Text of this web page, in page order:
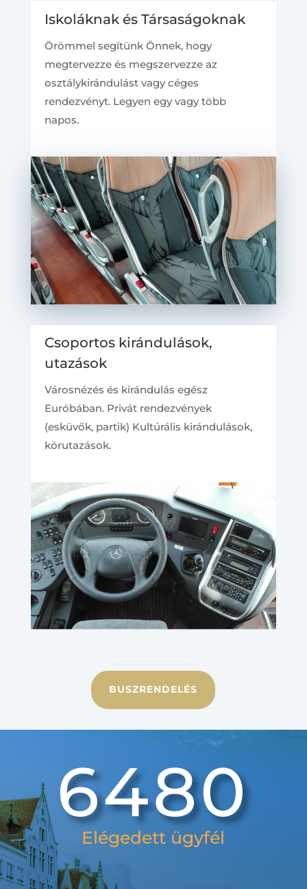
Iskoláknak és Társaságoknak
Örömmel segítünk Önnek, hogy
megtervezze és megszervezze az
osztálykirándulást vagy céges
rendezvényt. Legyen egy vagy több
napos.
Csoportos kirándulások,
utazások
Városnézés és kirándulás egész
Euróbában. Privát rendezvények
(esküvők, partik) Kultúrális kirándulások,
körutazások.
BUSZRENDELÉS
6480
Elégedett ügyfél